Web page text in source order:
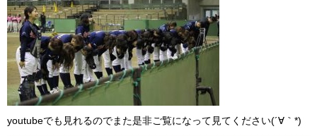
youtubeでも見れるのでまた是非ご覧になって見てください(´∀｀*)